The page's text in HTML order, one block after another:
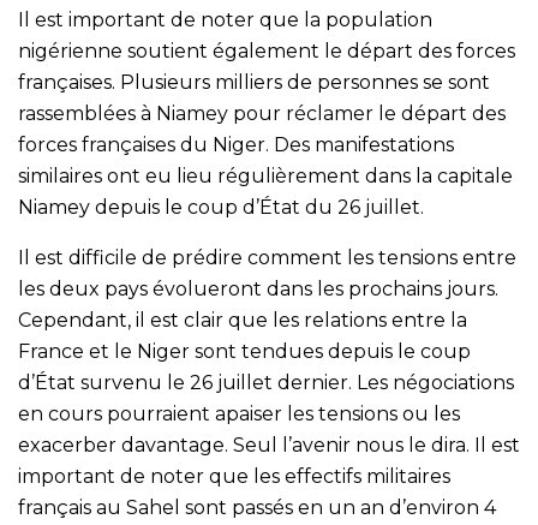
Il est important de noter que la population
nigérienne soutient également le départ des forces
françaises. Plusieurs milliers de personnes se sont
rassemblées à Niamey pour réclamer le départ des
forces françaises du Niger. Des manifestations
similaires ont eu lieu régulièrement dans la capitale
Niamey depuis le coup d’État du 26 juillet.
Il est difficile de prédire comment les tensions entre
les deux pays évolueront dans les prochains jours.
Cependant, il est clair que les relations entre la
France et le Niger sont tendues depuis le coup
d’État survenu le 26 juillet dernier. Les négociations
en cours pourraient apaiser les tensions ou les
exacerber davantage. Seul l’avenir nous le dira. Il est
important de noter que les effectifs militaires
français au Sahel sont passés en un an d’environ 4